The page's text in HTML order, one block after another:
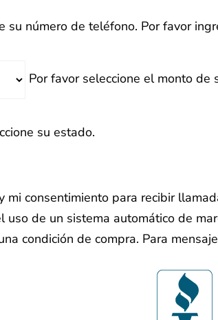
su número de teléfono. Por favor
Por favor seleccione el monto de
su estado.
mi consentimiento para recibir
uso de un sistema automático de
condición de compra. Para